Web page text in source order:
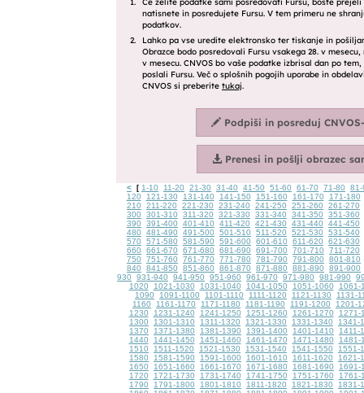
< [ 1-10 11-20 21-30 31-40 41-50 51-60 61-70 71-80
81-
120
121-130 131-140 141-150 151-160 161-170
171-180
210
211-220 221-230 231-240 241-250 251-260
261-270
300
301-310 311-320 321-330 331-340 341-350
351-360
390
391-400 401-410 411-420 421-430 431-440
441-450
480
481-490 491-500 501-510 511-520 521-530
531-540
570
571-580 581-590 591-600 601-610 611-620
621-630
660
661-670 671-680 681-690 691-700 701-710
711-720
750
751-760 761-770 771-780 781-790 791-800
801-810
840
841-850 851-860 861-870 871-880 881-890
891-900
930
931-940 941-950 951-960 961-970 971-980 981-990
1020
1021-1030 1031-1040 1041-1050 1051-1060
1061-
1090
1091-1100 1101-1110 1111-1120 1121-1130
1131-
1160
1161-1170 1171-1180 1181-1190 1191-1200
1201-
1230
1231-1240 1241-1250 1251-1260 1261-1270
1271-
1300
1301-1310 1311-1320 1321-1330 1331-1340
1341-
1370
1371-1380 1381-1390 1391-1400 1401-1410
1411-
1440
1441-1450 1451-1460 1461-1470 1471-1480
1481-
1510
1511-1520 1521-1530 1531-1540 1541-1550
1551-
1580
1581-1590 1591-1600 1601-1610 1611-1620
1621-
1650
1651-1660 1661-1670 1671-1680 1681-1690
1691-
1720
1721-1730 1731-1740 1741-1750 1751-1760
1761-
1790
1791-1800 1801-1810 1811-1820 1821-1830
1831-